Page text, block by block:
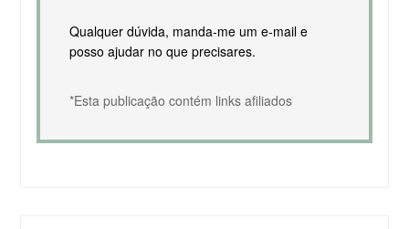
Qualquer dúvida, manda-me um e-mail e
posso ajudar no que precisares.
*Esta publicação contém links afiliados